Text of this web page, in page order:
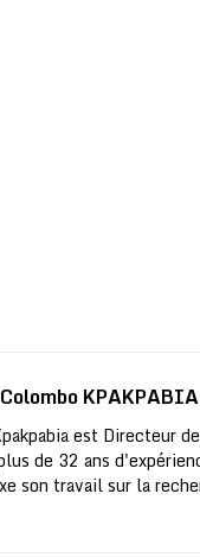
KPAKPABIA
est Directeur
de 32 ans
son travail sur la